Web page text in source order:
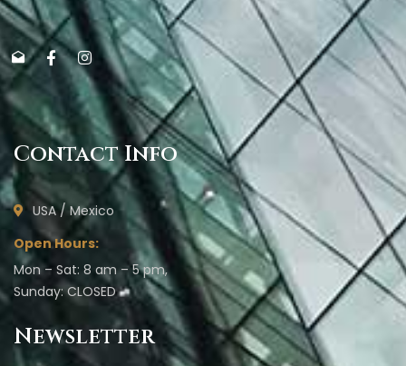
Contact Info
USA / Mexico
Open Hours:
Mon – Sat: 8 am – 5 pm,
Sunday: CLOSED
Newsletter